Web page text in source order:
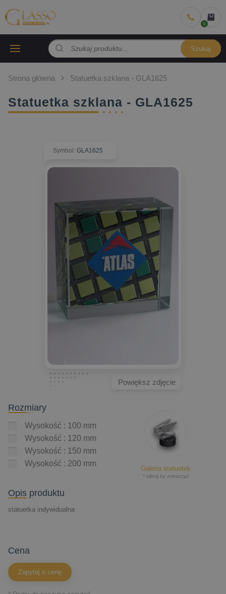
Szukaj
Strona główna Statuetka szklana - GLA1625
Statuetka szklana - GLA1625
Symbol : GLA1625
Powiększ zdjęcie
Rozmiary
Wysokość : 100 mm
Wysokość : 120 mm
Wysokość : 150 mm
Wysokość : 200 mm
Galeria statuetek
* kliknij by zobaczyć
Opis produktu
statuetka indywidualna
cena
Zapytaj o cenę